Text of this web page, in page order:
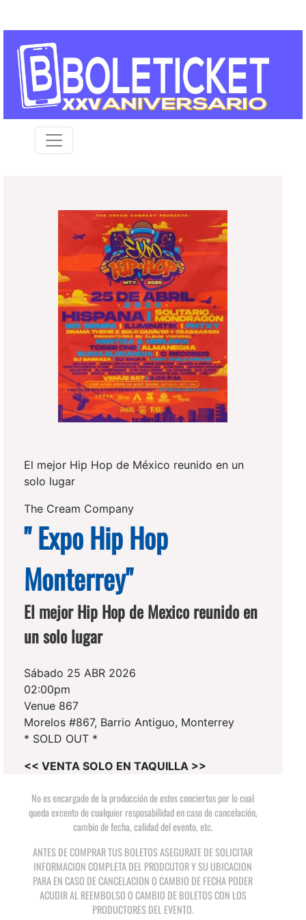
El mejor Hip Hop de México reunido en un
solo lugar
The Cream Company
" Expo Hip Hop
Monterrey"
El mejor Hip Hop de Mexico reunido en
un solo lugar
Sábado 25 ABR 2026
02:00pm
Venue 867
Morelos #867, Barrio Antiguo, Monterrey
* SOLD OUT *
<< VENTA SOLO EN TAQUILLA >>
No es encargado de la producción de estos conciertos por lo cual
queda excento de cualquier resposabilidad en caso de cancelación,
cambio de fecha, calidad del evento, etc.
ANTES DE COMPRAR TUS BOLETOS ASEGURATE DE SOLICITAR
INFORMACION COMPLETA DEL PRODCUTOR Y SU UBICACION
PARA EN CASO DE CANCELACION O CAMBIO DE FECHA PODER
ACUDIR AL REEMBOLSO O CAMBIO DE BOLETOS CON LOS
PRODUCTORES DEL EVENTO.